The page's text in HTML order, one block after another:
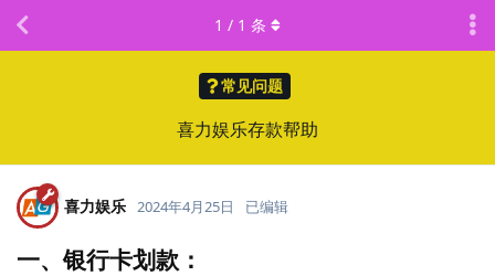
常见问题
喜力娱乐存款帮助
1 / 1 条
喜力娱乐 2024年4月25日 已编辑
一、银行卡划款：